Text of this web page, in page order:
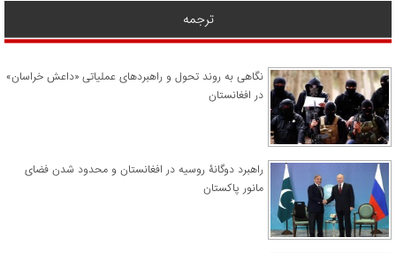
ترجمه
نگاهی به روند تحول و راهبردهای عملیاتی «داعش خراسان»
در افغانستان
راهبرد دوگانۀ روسیه در افغانستان و محدود شدن فضای
مانور پاکستان